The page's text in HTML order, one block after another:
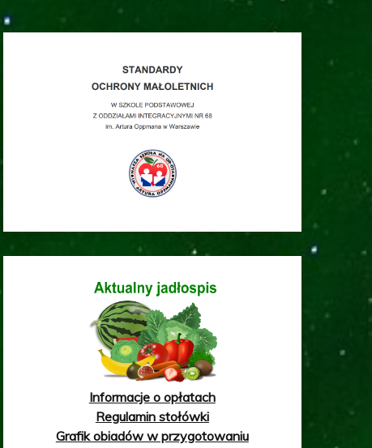
Informacje o opłatach
Regulamin stołówki
Grafik obiadów w przygotowaniu